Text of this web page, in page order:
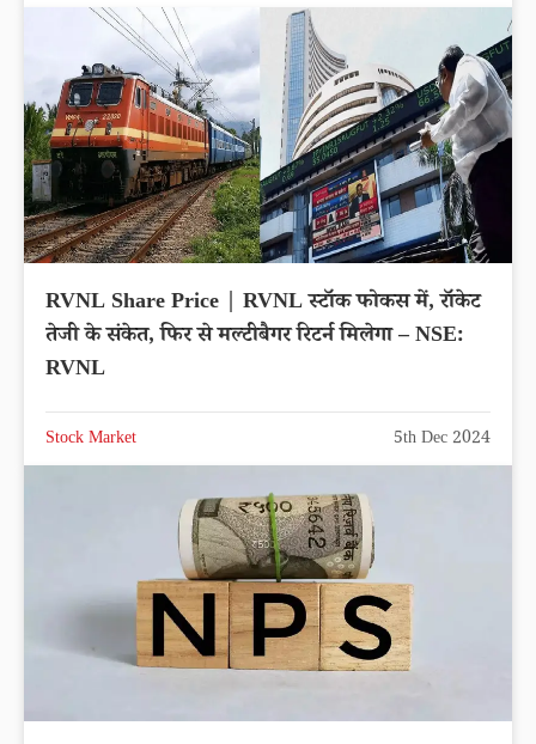
RVNL Share Price | RVNL स्टॉक फोकस में, रॉकेट
तेजी के संकेत, फिर से मल्टीबैगर रिटर्न मिलेगा – NSE:
RVNL
Stock Market 5th Dec 2024